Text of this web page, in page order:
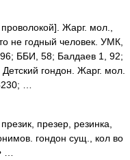
Жарг. мол.,
не годный человек. УМК,
ББИ, 58; Балдаев 1, 92;
гондон. Жарг. мол.
…
презер, резинка,
гондон сущ., кол во
…